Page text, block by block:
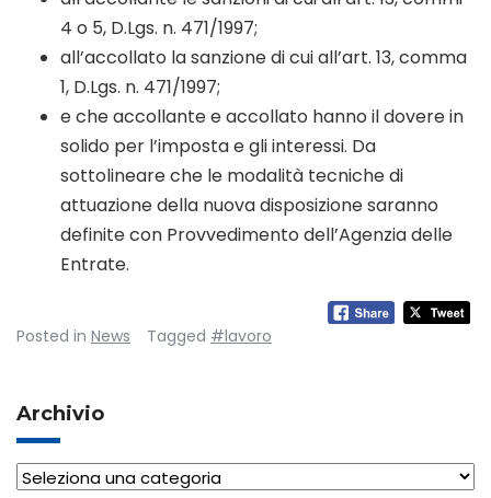
4 o 5, D.Lgs. n. 471/1997;
all’accollato la sanzione di cui all’art. 13, comma
1, D.Lgs. n. 471/1997;
e che accollante e accollato hanno il dovere in
solido per l’imposta e gli interessi. Da
sottolineare che le modalità tecniche di
attuazione della nuova disposizione saranno
definite con Provvedimento dell’Agenzia delle
Entrate.
Posted in News Tagged #lavoro
Archivio
Archivio